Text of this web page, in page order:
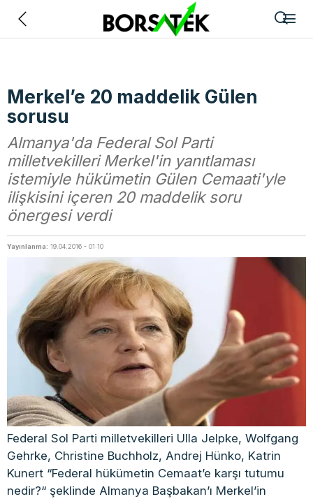
Merkel’e 20 maddelik Gülen
sorusu
Almanya'da Federal Sol Parti
milletvekilleri Merkel'in yanıtlaması
istemiyle hükümetin Gülen Cemaati'yle
ilişkisini içeren 20 maddelik soru
önergesi verdi
Yayınlanma: 19.04.2016 - 01:10
Federal Sol Parti milletvekilleri Ulla Jelpke, Wolfgang
Gehrke, Christine Buchholz, Andrej Hünko, Katrin
Kunert “Federal hükümetin Cemaat’e karşı tutumu
nedir?“ şeklinde Almanya Başbakan’ı Merkel’in